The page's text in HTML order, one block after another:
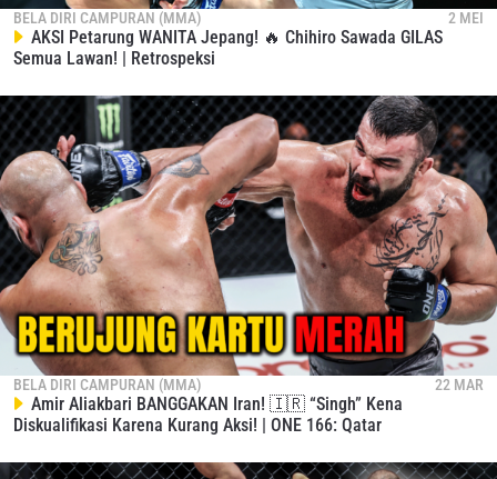
BELA DIRI CAMPURAN (MMA) 2 MEI
AKSI Petarung WANITA Jepang! 🔥 Chihiro Sawada GILAS
Semua Lawan! | Retrospeksi
BELA DIRI CAMPURAN (MMA) 22 MAR
Amir Aliakbari BANGGAKAN Iran! 🇮🇷 “Singh” Kena
Diskualifikasi Karena Kurang Aksi! | ONE 166: Qatar